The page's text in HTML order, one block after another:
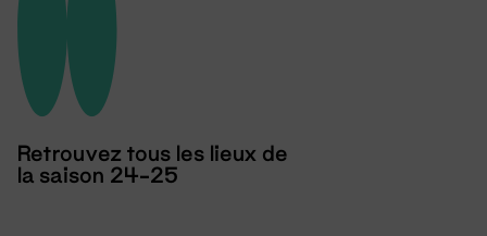
Retrouvez tous les lieux de
la saison 24-25